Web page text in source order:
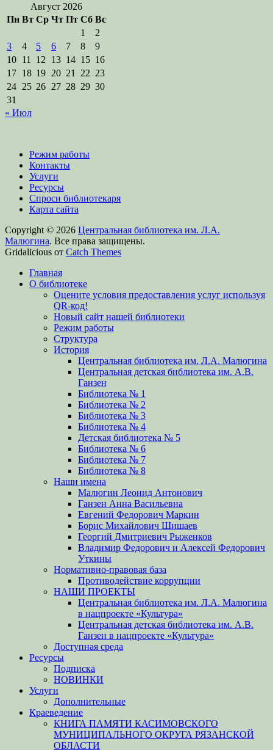
Август 2026
Пн Вт Ср Чт Пт Сб Вс
1
2
3
4 5 6 7 8
9
10 11 12 13 14 15 16
17 18 19 20 21 22 23
24 25 26 27 28 29 30
31
« Июл
Режим работы
Контакты
Услуги
Ресурсы
Спроси библиотекаря
Карта сайта
Copyright © 2026 Центральная библиотека им. Л.А.
Малюгина. Все права защищены.
Gridalicious от Catch Themes
вверх
Главная
О библиотеке
Оцените условия предоставления услуг используя
QR-код!
Новый сайт нашей библиотеки
Режим работы
Структура
История
Центральная библиотека им. Л.А. Малюгина
Центральная детская библиотека им. А.В.
Ганзен
Библиотека № 1
Библиотека № 2
Библиотека № 3
Библиотека № 4
Детская библиотека № 5
Библиотека № 6
Библиотека № 7
Библиотека № 8
Наши имена
Малюгин Леонид Антонович
Ганзен Анна Васильевна
Евгений Федорович Маркин
Борис Михайлович Шишаев
Георгий Дмитриевич Рыженков
Владимир Федорович и Алексей Федорович
Уткины
Нормативно-правовая база
Противодействие коррупции
НАШИ ПРОЕКТЫ
Центральная библиотека им. Л.А. Малюгина
в нацпроекте «Культура»
Центральная детская библиотека им. А.В.
Ганзен в нацпроекте «Культура»
Доступная среда
Ресурсы
Подписка
НОВИНКИ
Услуги
Дополнительные
Краеведение
КНИГА ПАМЯТИ КАСИМОВСКОГО
МУНИЦИПАЛЬНОГО ОКРУГА РЯЗАНСКОЙ
ОБЛАСТИ